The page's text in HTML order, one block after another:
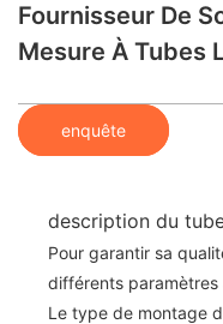
Fournisseur De
Mesure À Tubes
enquête
description du
Pour garantir sa
différents
Le type de montage